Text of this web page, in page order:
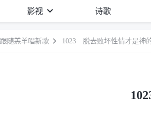
影视 诗歌
跟随羔羊唱新歌 1023 脱去败坏性情才是神